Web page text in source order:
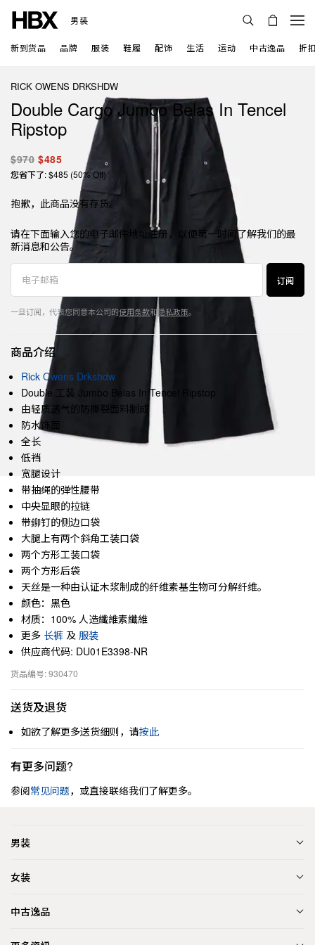
男装
新到货品 品牌 服装 鞋履 配饰 生活 运动 中古逸品 折
RICK OWENS DRKSHDW
Double Cargo Jumbo Belas In Tencel
Ripstop
$970 $485
您省下了: $485 (50% Off)
抱歉，此商品没有存货。
请在下面输入您的电子邮件地址注册，以便第一时间了解我们的最
新消息和公告。
订阅
一旦订阅，代表您同意本公司的使用条款和隐私政策。
商品介绍
Rick Owens Drkshdw
Double 工装 Jumbo Belas In Tencel Ripstop
由轻质透气的防撕裂面料制成
防水饰面
全长
低裆
宽腿设计
带抽绳的弹性腰带
中央显眼的拉链
带鉚钉的侧边口袋
大腿上有两个斜角工装口袋
两个方形工装口袋
两个方形后袋
天丝是一种由认证木浆制成的纤维素基生物可分解纤维。
颜色：黑色
材质：100% 人造纖維素纖維
更多 长裤 及 服装
供应商代码: DU01E3398-NR
货品编号: 930470
送货及退货
如欲了解更多送货细则，请按此
有更多问题?
参阅常见问题，或直接联络我们了解更多。
男装
女装
中古逸品